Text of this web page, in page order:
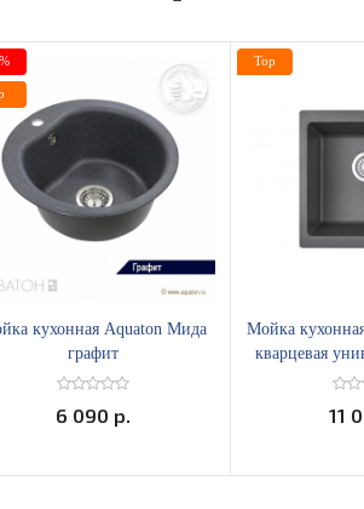
кухонная Aquaton Мида
графит
6 090 р.
Мойка
кварцевая
11
Top